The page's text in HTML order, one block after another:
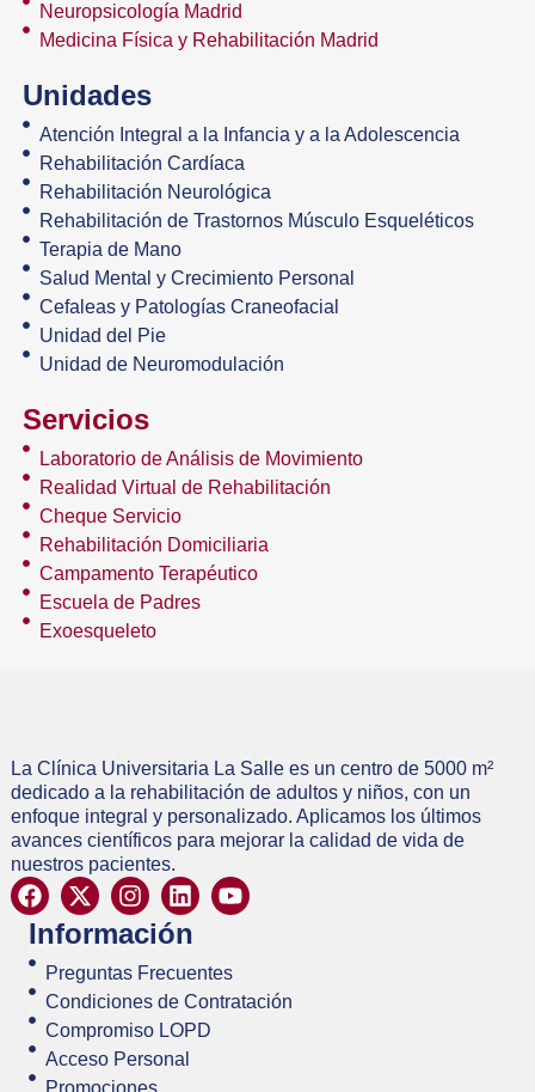
Neuropsicología Madrid
Medicina Física y Rehabilitación Madrid
Unidades
Atención Integral a la Infancia y a la Adolescencia
Rehabilitación Cardíaca
Rehabilitación Neurológica
Rehabilitación de Trastornos Músculo Esqueléticos
Terapia de Mano
Salud Mental y Crecimiento Personal
Cefaleas y Patologías Craneofacial
Unidad del Pie
Unidad de Neuromodulación
Servicios
Laboratorio de Análisis de Movimiento
Realidad Virtual de Rehabilitación
Cheque Servicio
Rehabilitación Domiciliaria
Campamento Terapéutico
Escuela de Padres
Exoesqueleto
La Clínica Universitaria La Salle es un centro de 5000 m²
dedicado a la rehabilitación de adultos y niños, con un
enfoque integral y personalizado. Aplicamos los últimos
avances científicos para mejorar la calidad de vida de
nuestros pacientes.
Información
Preguntas Frecuentes
Condiciones de Contratación
Compromiso LOPD
Acceso Personal